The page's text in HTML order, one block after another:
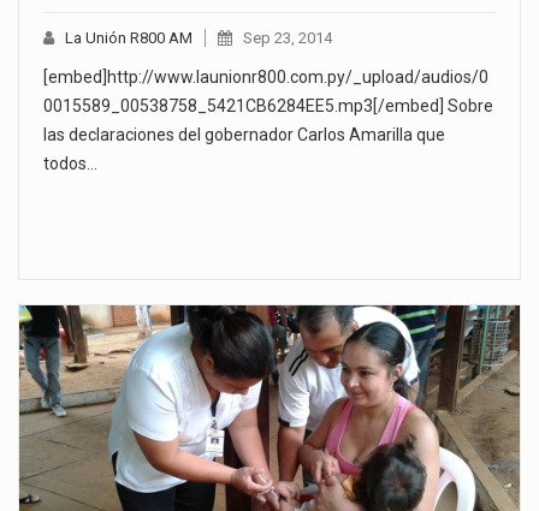
La Unión R800 AM Sep 23, 2014
[embed]http://www.launionr800.com.py/_upload/audios/0
0015589_00538758_5421CB6284EE5.mp3[/embed] Sobre
las declaraciones del gobernador Carlos Amarilla que
todos…